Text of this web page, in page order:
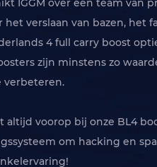
IGGM over een team van
verslaan van bazen, het
4 full carry boost
zijn minstens zo
verbeteren.
altijd voorop bij onze BL4
om hacking en